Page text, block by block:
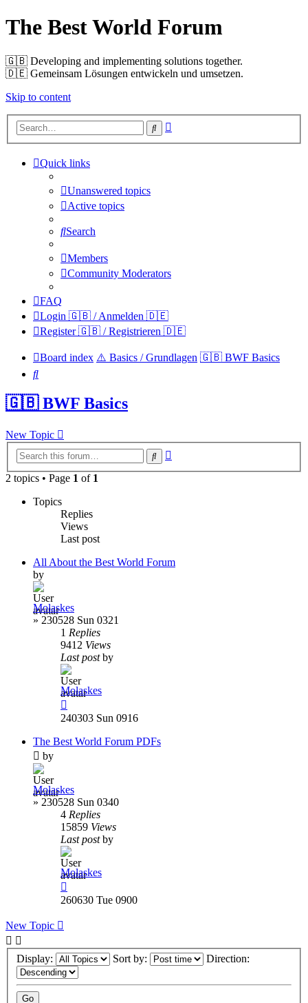
The Best World Forum
🇬🇧️ Developing and implementing solutions together.
🇩🇪️ Gemeinsam Lösungen entwickeln und umsetzen.
Skip to content
Search
Quick links
Unanswered topics
Active topics
Search
Members
Community Moderators
FAQ
Login 🇬🇧 / Anmelden 🇩🇪
Register 🇬🇧 / Registrieren 🇩🇪
Board index ⚠️ Basics / Grundlagen 🇬🇧 BWF Basics
Search
🇬🇧 BWF Basics
New Topic
Search
2 topics • Page 1 of 1
Topics
Replies
Views
Last post
All About the Best World Forum
by
Molaskes
» 230528 Sun 0321
1 Replies
9412 Views
Last postby
Molaskes
240303 Sun 0916
The Best World Forum PDFs
by
Molaskes
» 230528 Sun 0340
4 Replies
15859 Views
Last postby
Molaskes
260630 Tue 0900
New Topic
Display: Sort by: Direction: